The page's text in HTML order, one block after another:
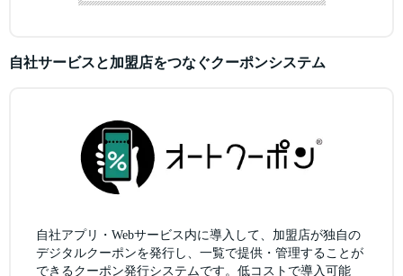
自社サービスと加盟店をつなぐクーポンシステム
自社アプリ・Webサービス内に導入して、加盟店が独自の
デジタルクーポンを発行し、一覧で提供・管理することが
できるクーポン発行システムです。低コストで導入可能